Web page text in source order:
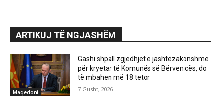
ARTIKUJ TË NGJASHËM
Maqedoni
Gashi shpall zgjedhjet e jashtëzakonshme
për kryetar të Komunës së Bërvenicës, do
të mbahen më 18 tetor
7 Gusht, 2026